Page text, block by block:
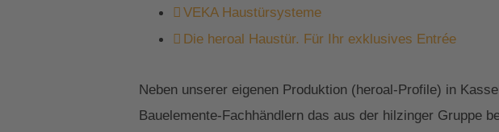
VEKA Haustürsysteme
Die heroal Haustür. Für Ihr exklusives Entrée
Neben unserer eigenen Produktion (heroal-Profile) in
Bauelemente-Fachhändlern das aus der hilzinger Gruppe